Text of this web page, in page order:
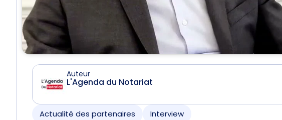
Auteur
L'Agenda du Notariat
Actualité des partenaires Interview